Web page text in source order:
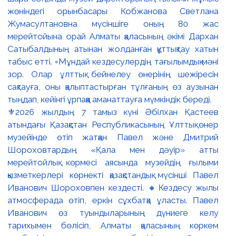
⚜️2026 жылдың 7 тамыз күні Әбілхан Қастеев
атындағы Қазақстан Республикасының Ұлттық өнер
музейінде өтіп жатқан Павел және Дмитрий
Шороховтардың «Қала мен дәуір» атты
мерейтойлық көрмесі аясында музейдің ғылыми
қызметкерлері көрнекті қазақстандық мүсінші Павел
Иванович Шороховпен кездесті. 🔸Кездесу жылы
атмосферада өтіп, еркін сұхбатқа ұласты. Павел
Иванович өз туындыларының дүниеге келу
тарихымен бөлісіп, Алматы қаласының көркем